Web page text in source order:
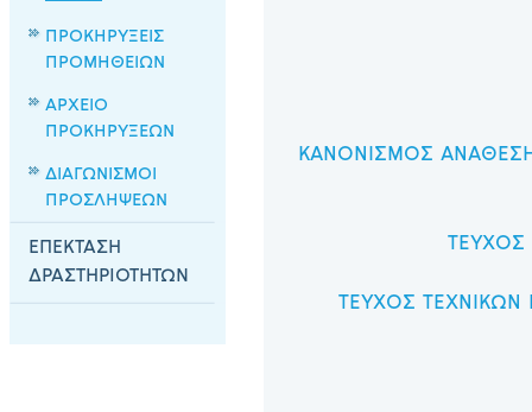
ΠΡΟΚΗΡΥΞΕΙΣ
ΠΡΟΜΗΘΕΙΩΝ
ΑΡΧΕΙΟ
ΠΡΟΚΗΡΥΞΕΩΝ
ΔΙΑΓΩΝΙΣΜΟΙ
ΠΡΟΣΛΗΨΕΩΝ
ΕΠΕΚΤΑΣΗ
ΔΡΑΣΤΗΡΙΟΤΗΤΩΝ
ΚΑΝΟΝΙΣΜΟΣ
ΤΕΥΧΟΣ